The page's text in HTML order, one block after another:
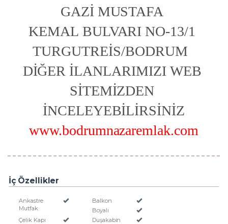
GAZİ MUSTAFA
KEMAL BULVARI NO-13/1
TURGUTREİS/BODRUM
DİĞER İLANLARIMIZI WEB
SİTEMİZDEN
İNCELEYEBİLİRSİNİZ
www.bodrumnazaremlak.com
İç Özellikler
Ankastre
Mutfak
Balkon
Boyalı
Çelik Kapı
Duşakabin